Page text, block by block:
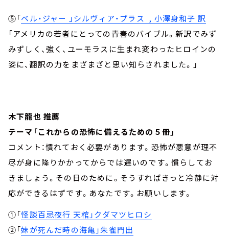
⑤「ベル・ジャー 」シルヴィア・プラス , 小澤身和子 訳
「アメリカの若者にとっての青春のバイブル。新訳でみず
みずしく、強く、ユーモラスに生まれ変わったヒロインの
姿に、翻訳の力をまざまざと思い知らされました。」
木下龍也 推薦
テーマ「これからの恐怖に備えるための５冊」
コメント：慣れておく必要があります。恐怖が悪意が理不
尽が身に降りかかってからでは遅いのです。慣らしてお
きましょう。その日のために。そうすればきっと冷静に対
応ができるはずです。あなたです。お願いします。
①「怪談百忌夜行 天棺」クダマツヒロシ
②「妹が死んだ時の海亀」朱雀門出